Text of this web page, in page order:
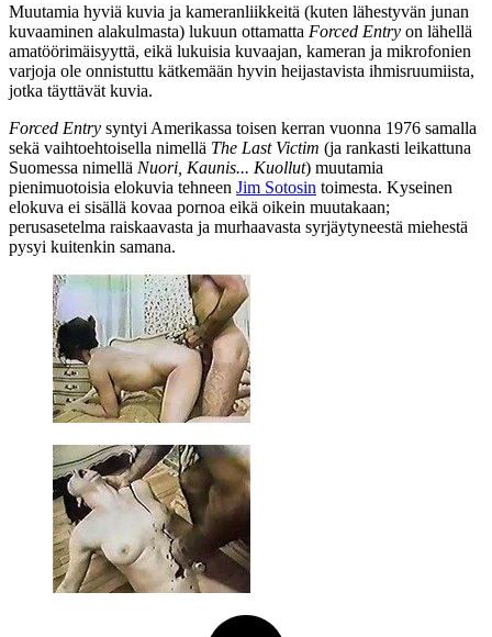
Muutamia hyviä kuvia ja kameranliikkeitä (kuten lähestyvän junan
kuvaaminen alakulmasta) lukuun ottamatta Forced Entry on lähellä
amatöörimäisyyttä, eikä lukuisia kuvaajan, kameran ja mikrofonien
varjoja ole onnistuttu kätkemään hyvin heijastavista ihmisruumiista,
jotka täyttävät kuvia.
Forced Entry syntyi Amerikassa toisen kerran vuonna 1976 samalla
sekä vaihtoehtoisella nimellä The Last Victim (ja rankasti leikattuna
Suomessa nimellä Nuori, Kaunis... Kuollut) muutamia
pienimuotoisia elokuvia tehneen Jim Sotosin toimesta. Kyseinen
elokuva ei sisällä kovaa pornoa eikä oikein muutakaan;
perusasetelma raiskaavasta ja murhaavasta syrjäytyneestä miehestä
pysyi kuitenkin samana.